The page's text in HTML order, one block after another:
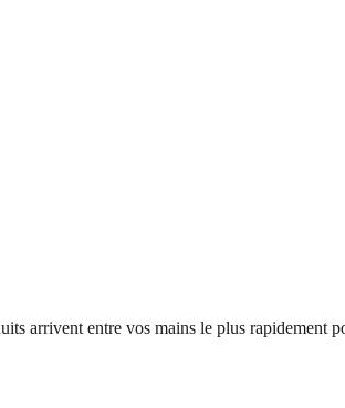
arrivent entre vos mains le plus rapidement